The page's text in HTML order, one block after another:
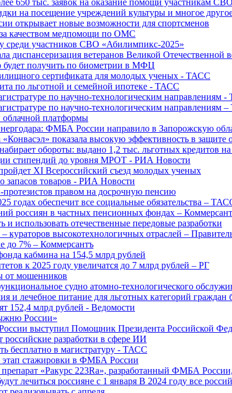
650 тыс. заявок на оказание помощи участникам
на посещение учреждений культуры и многое
открывает новые возможности для спортсменов
за качеством медпомощи по ОМС
среди участников СВО «Абилимпикс-2025»
ветеранов Великой Отечественной
будет получить по биометрии в МФЦ
сертификата для молодых ученых - ТАСС
по льготной и семейной ипотеке - ТАСС
по научно-технологическим направлениям
по научно-технологическим направлениям
облачной платформы
ФМБА России направило в Запорожскую
показала высокую эффективность в защите
обороты: выдано 1,2 тыс. льготных кредитов
стипендий до уровня МРОТ - РИА Новости
XI Всероссийский съезд молодых ученых
запасов товаров - РИА Новости
правом на досрочную пенсию
годах обеспечит все социальные обязательства –
россиян в частных пенсионных фондах –
использовать отечественные передовые разработки
высокотехнологичных отраслей –
до 7% – Коммерсантъ
кабмина на 154,5 млрд рублей
к 2025 году увеличатся до 7 млрд рублей – РГ
от мошенников
судно атомно-технологического
и лечебное питание для льготных категорий
152,4 млрд рублей - Ведомости
России»
выступил Помощник Президента Российской
разработки в сфере ИИ
бесплатно в магистратуру - ТАСС
стажировки в ФМБА России
«Ракурс 223Ra», разработанный ФМБА
лечиться россияне с 1 января В 2024 году все